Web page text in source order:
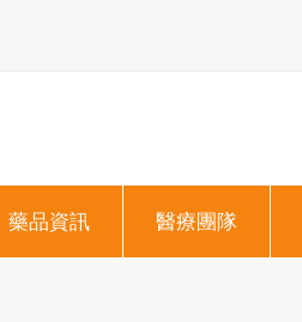
藥品資訊 醫療團隊